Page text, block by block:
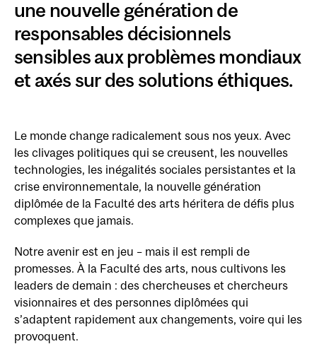
une nouvelle génération de
responsables décisionnels
sensibles aux problèmes mondiaux
et axés sur des solutions éthiques.
Le monde change radicalement sous nos yeux. Avec
les clivages politiques qui se creusent, les nouvelles
technologies, les inégalités sociales persistantes et la
crise environnementale, la nouvelle génération
diplômée de la Faculté des arts héritera de défis plus
complexes que jamais.
Notre avenir est en jeu – mais il est rempli de
promesses. À la Faculté des arts, nous cultivons les
leaders de demain : des chercheuses et chercheurs
visionnaires et des personnes diplômées qui
s’adaptent rapidement aux changements, voire qui les
provoquent.